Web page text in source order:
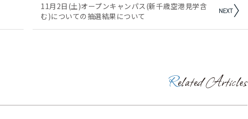
11月2日(土)オープンキャンパス(新千歳空港見学含
む)についての抽選結果について
Related Articles